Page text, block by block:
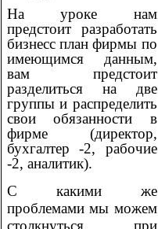
На уроке нам
предстоит разработать
бизнесс план фирмы по
имеющимся данным,
вам предстоит
разделиться на две
группы и распределить
свои обязанности в
фирме (директор,
бухгалтер -2, рабочие
-2, аналитик).
С какими же
проблемами мы можем
столкнуться при